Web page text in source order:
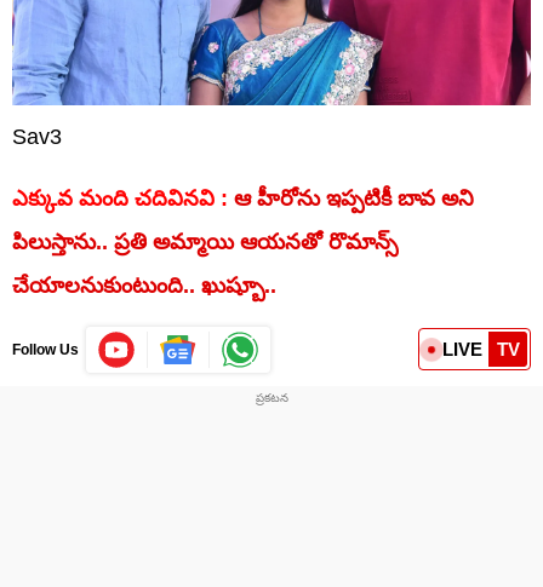
Sav3
ఎక్కువ మంది చదివినవి : ఆ హీరోను ఇప్పటికీ బావ అని
పిలుస్తాను.. ప్రతి అమ్మాయి ఆయనతో రొమాన్స్
చేయాలనుకుంటుంది.. ఖుష్బూ..
Follow Us LIVE TV